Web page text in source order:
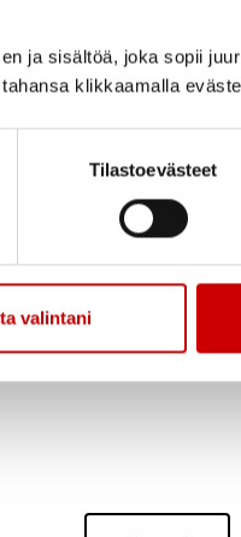
ja sisältöä, joka sopii
klikkaamalla
Tilastoevästeet
valintani